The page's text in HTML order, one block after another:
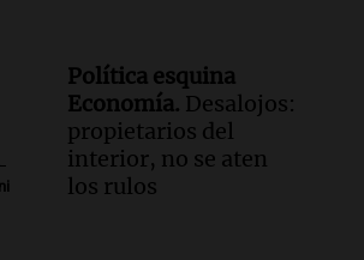
Rosario
Cáceres llega a Córdoba a
“Paraíso”, una obra que
masculinas
Política esquina
Economía. Desalojos:
propietarios del
interior, no se aten
los rulos